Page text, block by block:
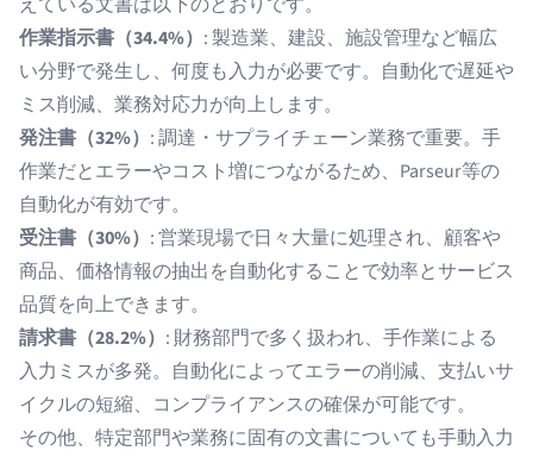
作業指示書（34.4%） : 製造業、建設、施設管理など幅広
い分野で発生し、何度も入力が必要です。自動化で遅延や
ミス削減、業務対応力が向上します。
発注書（32%） : 調達・サプライチェーン業務で重要。手
作業だとエラーやコスト増につながるため、Parseur等の
自動化が有効です。
受注書（30%） : 営業現場で日々大量に処理され、顧客や
商品、価格情報の抽出を自動化することで効率とサービス
品質を向上できます。
請求書（28.2%） : 財務部門で多く扱われ、手作業による
入力ミスが多発。自動化によってエラーの削減、支払いサ
イクルの短縮、コンプライアンスの確保が可能です。
その他、特定部門や業務に固有の文書についても手動入力